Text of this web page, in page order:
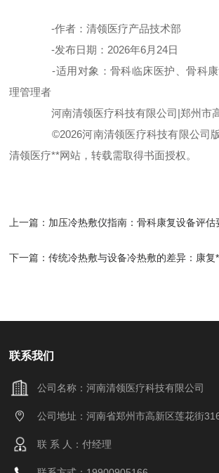
-作者：清领医疗产品技术部
-发布日期：2026年6月24日
-适用对象：骨科临床医护、骨科康
理管理者
河南清领医疗科技有限公司|郑州市
©2026河南清领医疗科技有限公司
清领医疗**网站，转载需取得书面授权。
上一篇： 加压冷热敷仪指南：骨科康复设备评估
下一篇：传统冷热敷与设备冷热敷的差异：康复
联系我们
公司名称：河南清领医疗科技有限公司
公司地址：河南省郑州市高新区莲花街
联 系 人：付经理